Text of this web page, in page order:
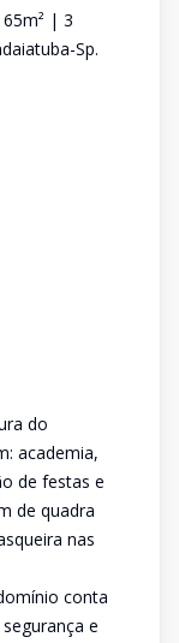
| 3
Sp.
do
academia,
de festas e
de quadra
nas
conta
e